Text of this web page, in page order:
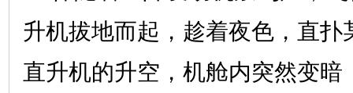
升机拔地而起，趁着夜色，直扑
直升机的升空，机舱内突然变暗